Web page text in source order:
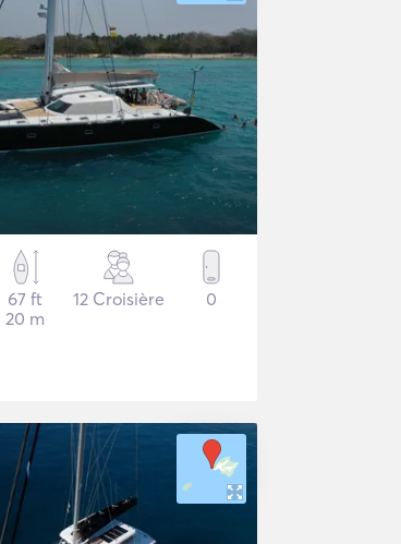
67 ft
20 m
12 Croisière 0